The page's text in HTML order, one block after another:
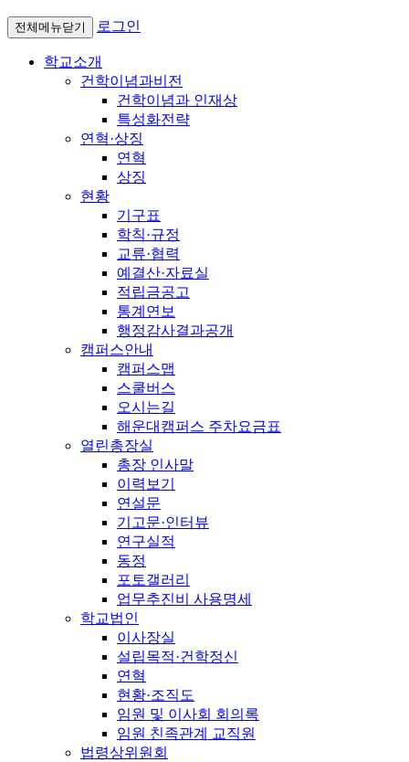
전체메뉴닫기 로그인
학교소개
건학이념과비전
건학이념과 인재상
특성화전략
연혁·상징
연혁
상징
현황
기구표
학칙·규정
교류·협력
예결산·자료실
적립금공고
통계연보
행정감사결과공개
캠퍼스안내
캠퍼스맵
스쿨버스
오시는길
해운대캠퍼스 주차요금표
열린총장실
총장 인사말
이력보기
연설문
기고문·인터뷰
연구실적
동정
포토갤러리
업무추진비 사용명세
학교법인
이사장실
설립목적·건학정신
연혁
현황·조직도
임원 및 이사회 회의록
임원 친족관계 교직원
법령상위원회